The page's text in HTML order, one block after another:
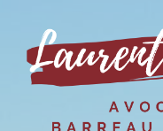
content